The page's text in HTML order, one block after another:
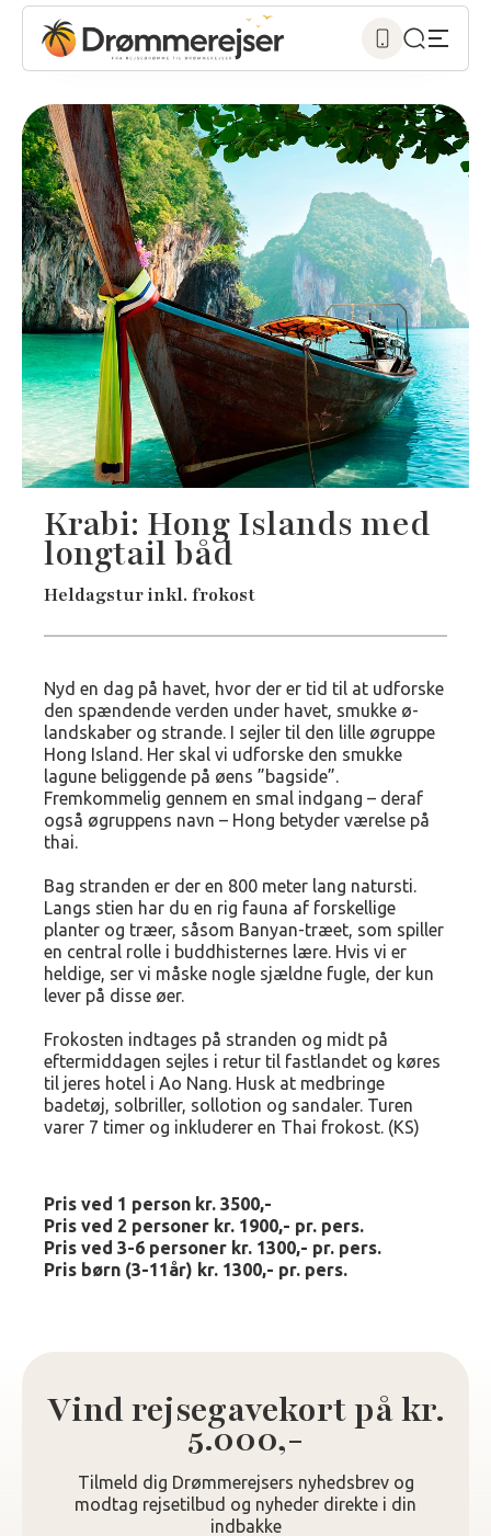
Krabi: Hong Islands med
longtail båd
Heldagstur inkl. frokost
Nyd en dag på havet, hvor der er tid til at udforske
den spændende verden under havet, smukke ø-
landskaber og strande. I sejler til den lille øgruppe
Hong Island. Her skal vi udforske den smukke
lagune beliggende på øens ”bagside”.
Fremkommelig gennem en smal indgang – deraf
også øgruppens navn – Hong betyder værelse på
thai.
Bag stranden er der en 800 meter lang natursti.
Langs stien har du en rig fauna af forskellige
planter og træer, såsom Banyan-træet, som spiller
en central rolle i buddhisternes lære. Hvis vi er
heldige, ser vi måske nogle sjældne fugle, der kun
lever på disse øer.
Frokosten indtages på stranden og midt på
eftermiddagen sejles i retur til fastlandet og køres
til jeres hotel i Ao Nang. Husk at medbringe
badetøj, solbriller, sollotion og sandaler. Turen
varer 7 timer og inkluderer en Thai frokost. (KS)
Pris ved 1 person kr. 3500,-
Pris ved 2 personer kr. 1900,- pr. pers.
Pris ved 3-6 personer kr. 1300,- pr. pers.
Pris børn (3-11år) kr. 1300,- pr. pers.
Vind rejsegavekort på kr.
5.000,-
Tilmeld dig Drømmerejsers nyhedsbrev og
modtag rejsetilbud og nyheder direkte i din
indbakke